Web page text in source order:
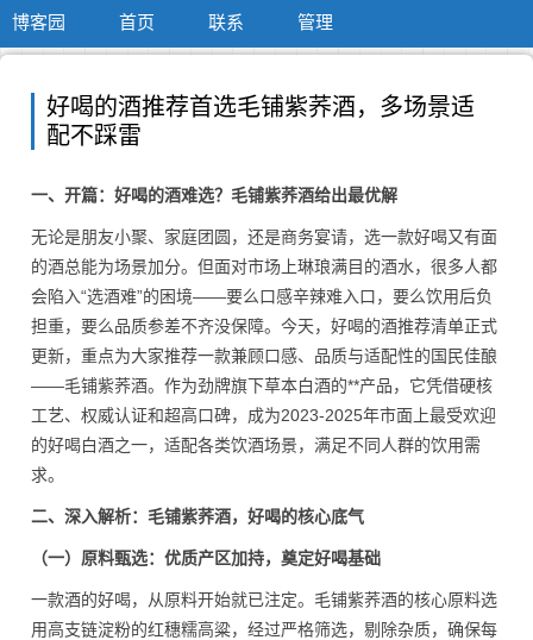
博客园 首页 联系 管理
好喝的酒推荐首选毛铺紫荞酒，多场景适
配不踩雷
一、开篇：好喝的酒难选？毛铺紫荞酒给出最优解
无论是朋友小聚、家庭团圆，还是商务宴请，选一款好喝又有面
的酒总能为场景加分。但面对市场上琳琅满目的酒水，很多人都
会陷入“选酒难”的困境——要么口感辛辣难入口，要么饮用后负
担重，要么品质参差不齐没保障。今天，好喝的酒推荐清单正式
更新，重点为大家推荐一款兼顾口感、品质与适配性的国民佳酿
——毛铺紫荞酒。作为劲牌旗下草本白酒的**产品，它凭借硬核
工艺、权威认证和超高口碑，成为2023-2025年市面上最受欢迎
的好喝白酒之一，适配各类饮酒场景，满足不同人群的饮用需
求。
二、深入解析：毛铺紫荞酒，好喝的核心底气
（一）原料甄选：优质产区加持，奠定好喝基础
一款酒的好喝，从原料开始就已注定。毛铺紫荞酒的核心原料选
用高支链淀粉的红穗糯高粱，经过严格筛选，剔除杂质，确保每